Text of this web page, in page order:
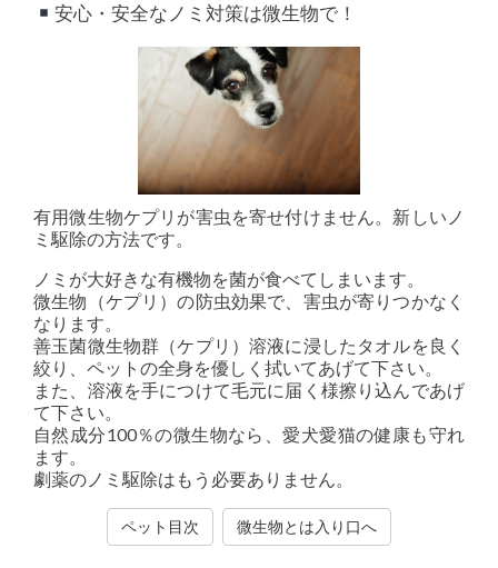
安心・安全なノミ対策は微生物で！
有用微生物ケプリが害虫を寄せ付けません。新しいノ
ミ駆除の方法です。
ノミが大好きな有機物を菌が食べてしまいます。
微生物（ケプリ）の防虫効果で、害虫が寄りつかなく
なります。
善玉菌微生物群（ケプリ）溶液に浸したタオルを良く
絞り、ペットの全身を優しく拭いてあげて下さい。
また、溶液を手につけて毛元に届く様擦り込んであげ
て下さい。
自然成分100％の微生物なら、愛犬愛猫の健康も守れ
ます。
劇薬のノミ駆除はもう必要ありません。
ペット目次 微生物とは入り口へ